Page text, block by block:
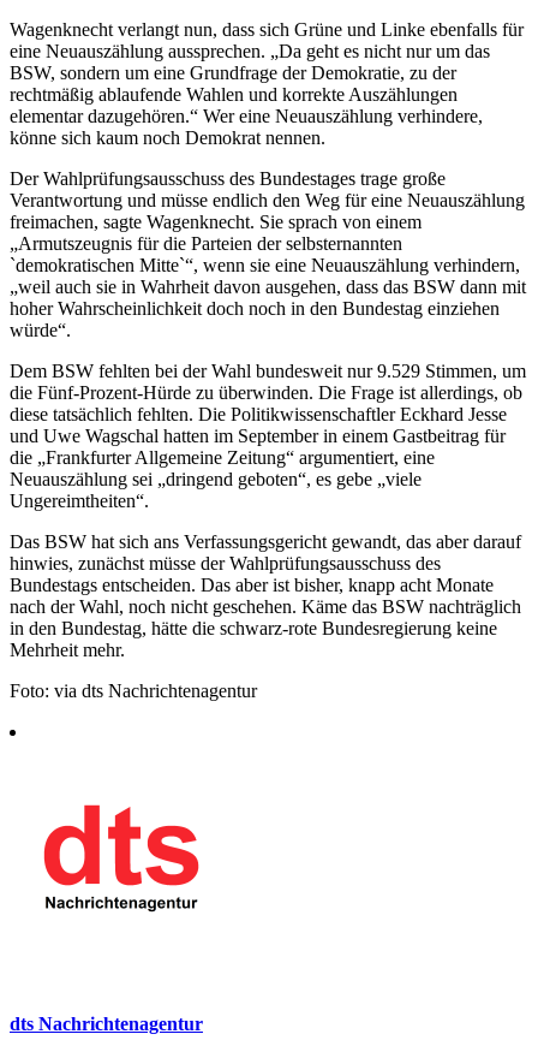
Wagenknecht verlangt nun, dass sich Grüne und Linke ebenfalls für
eine Neuauszählung aussprechen. „Da geht es nicht nur um das
BSW, sondern um eine Grundfrage der Demokratie, zu der
rechtmäßig ablaufende Wahlen und korrekte Auszählungen
elementar dazugehören.“ Wer eine Neuauszählung verhindere,
könne sich kaum noch Demokrat nennen.
Der Wahlprüfungsausschuss des Bundestages trage große
Verantwortung und müsse endlich den Weg für eine Neuauszählung
freimachen, sagte Wagenknecht. Sie sprach von einem
„Armutszeugnis für die Parteien der selbsternannten
`demokratischen Mitte`“, wenn sie eine Neuauszählung verhindern,
„weil auch sie in Wahrheit davon ausgehen, dass das BSW dann mit
hoher Wahrscheinlichkeit doch noch in den Bundestag einziehen
würde“.
Dem BSW fehlten bei der Wahl bundesweit nur 9.529 Stimmen, um
die Fünf-Prozent-Hürde zu überwinden. Die Frage ist allerdings, ob
diese tatsächlich fehlten. Die Politikwissenschaftler Eckhard Jesse
und Uwe Wagschal hatten im September in einem Gastbeitrag für
die „Frankfurter Allgemeine Zeitung“ argumentiert, eine
Neuauszählung sei „dringend geboten“, es gebe „viele
Ungereimtheiten“.
Das BSW hat sich ans Verfassungsgericht gewandt, das aber darauf
hinwies, zunächst müsse der Wahlprüfungsausschuss des
Bundestags entscheiden. Das aber ist bisher, knapp acht Monate
nach der Wahl, noch nicht geschehen. Käme das BSW nachträglich
in den Bundestag, hätte die schwarz-rote Bundesregierung keine
Mehrheit mehr.
Foto: via dts Nachrichtenagentur
dts Nachrichtenagentur